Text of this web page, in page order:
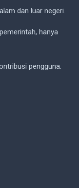
dan luar negeri.
hanya
pengguna.